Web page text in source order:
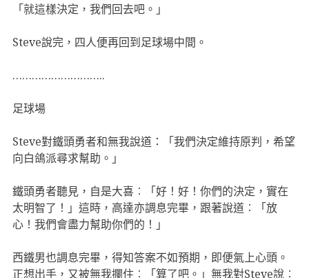
「就這樣決定，我們回去吧。」
Steve說完，四人便再回到足球場中間。
………………………..
足球場
Steve對鐵頭勇者和無我說道：「我們決定維持原判，希望
向白鴿派尋求幫助。」
鐵頭勇者聽見，自是大喜︰「好！好！你們的決定，實在
太明智了！」這時，高達亦調息完畢，跟著說道︰「放
心！我們會盡力幫助你們的！」
西鐵男也調息完畢，得知答案不如預期，即便氣上心頭。
正想出手，又被無我攔住︰「算了吧。」無我對Steve說︰